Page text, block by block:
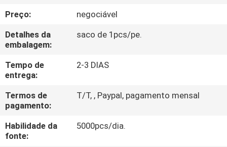
QUALIDADE
CONTACTE-
NOS
PEÇA
UMAS
CITAÇÕES
Preço:
negociável
Detalhes da
embalagem:
saco de 1pcs/pe.
Tempo de
entrega:
2-3 DIAS
Termos de
pagamento:
T/T, , Paypal, pagamento mensal
Habilidade da
fonte:
5000pcs/dia.